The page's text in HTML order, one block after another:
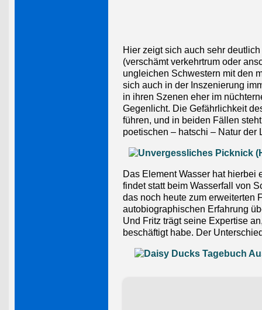
Hier zeigt sich auch sehr
(verschämt verkehrtrum oder
ungleichen Schwestern mit den
sich auch in der Inszenierung
in ihren Szenen eher im
Gegenlicht. Die Gefährlichkeit
führen, und in beiden Fällen
poetischen – hatschi – Natur der
Das Element Wasser hat
findet statt beim Wasserfall von
das noch heute zum erweiterten
autobiographischen Erfahrung
Und Fritz trägt seine Expertise
beschäftigt habe. Der